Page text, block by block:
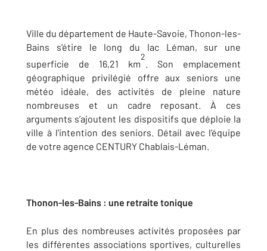
Ville du département de Haute-Savoie, Thonon-les-
Bains s'étire le long du lac Léman, sur une
superficie de 16,21 km
2
. Son emplacement
géographique privilégié offre aux seniors une
météo idéale, des activités de pleine nature
nombreuses et un cadre reposant. À ces
arguments s’ajoutent les dispositifs que déploie la
ville à l’intention des seniors. Détail avec l’équipe
de votre agence CENTURY Chablais-Léman.
Thonon-les-Bains : une retraite tonique
En plus des nombreuses activités proposées par
les différentes associations sportives, culturelles